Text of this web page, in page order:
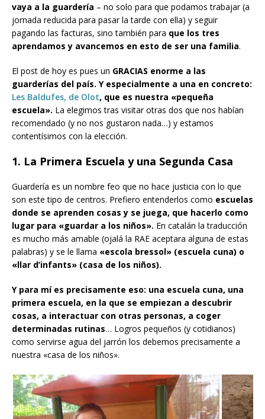
vaya a la guardería – no solo para que podamos trabajar (a
jornada reducida para pasar la tarde con ella) y seguir
pagando las facturas, sino también para que los tres
aprendamos y avancemos en esto de ser una familia.
El post de hoy es pues un GRACIAS enorme a las
guarderías del país. Y especialmente a una en concreto:
Les Baldufes, de Olot, que es nuestra «pequeña
escuela». La elegimos tras visitar otras dos que nos habían
recomendado (y no nos gustaron nada…) y estamos
contentísimos con la elección.
1. La Primera Escuela y una Segunda Casa
Guardería es un nombre feo que no hace justicia con lo que
son este tipo de centros. Prefiero entenderlos como escuelas
donde se aprenden cosas y se juega, que hacerlo como
lugar para «guardar a los niños». En catalán la traducción
es mucho más amable (ojalá la RAE aceptara alguna de estas
palabras) y se le llama «escola bressol» (escuela cuna) o
«llar d’infants» (casa de los niños).
Y para mí es precisamente eso: una escuela cuna, una
primera escuela, en la que se empiezan a descubrir
cosas, a interactuar con otras personas, a coger
determinadas rutinas… Logros pequeños (y cotidianos)
como servirse agua del jarrón los debemos precisamente a
nuestra «casa de los niños».